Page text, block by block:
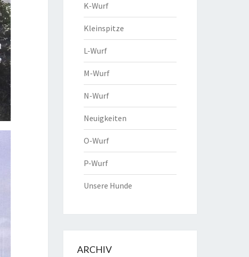
K-Wurf
Kleinspitze
L-Wurf
M-Wurf
N-Wurf
Neuigkeiten
O-Wurf
P-Wurf
Unsere Hunde
ARCHIV